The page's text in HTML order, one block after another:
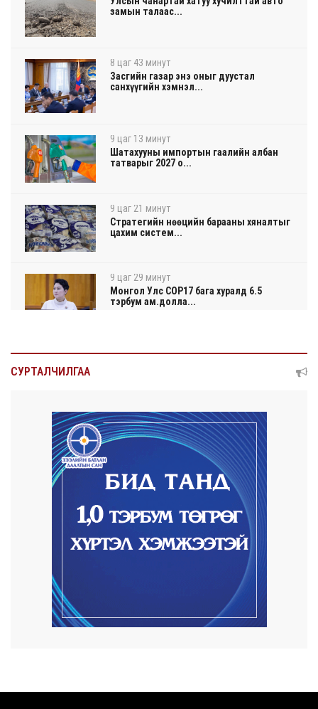
замын талаас...
8 цаг 43 минут
Засгийн газар энэ оныг дуустал
санхүүгийн хэмнэл...
9 цаг 13 минут
Шатахууны импортын гаалийн албан
татварыг 2027 о...
9 цаг 21 минут
Стратегийн нөөцийн барааны хяналтыг
цахим систем...
9 цаг 29 минут
Монгол Улс COP17 бага хуралд 6.5
тэрбум ам.долла...
9 цаг 33 минут
9 цаг 51 минут
Автомашины улсын дугаар тэгш
тоогоор төгссөн бол...
Улаанбаатарт өдөртөө 29 хэм дулаан
Прокурорын байгууллага өнгөрсөн
долоо хоногт 29,...
Тэгш, сондгойгоор замын хөдөлгөөнд
оролцох зохиц...
оролцуулах зохицуул...
СУРТАЛЧИЛГАА